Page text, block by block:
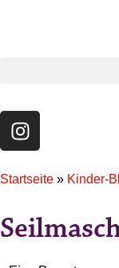
Startseite » Kinder-